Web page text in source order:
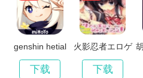
genshin hetial
下载
火影忍者エロゲ
下载